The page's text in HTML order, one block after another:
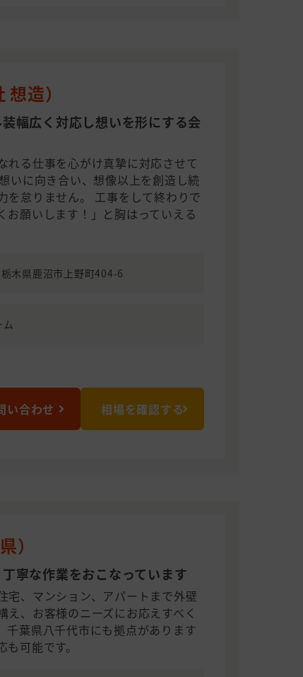
造）
幅広く対応し想いを形にする会
れる仕事を心がけ真摯に対応させて
いに向き合い、想像以上を創造し続
を怠りません。 工事をして終わりで
お願いします！」と胸はっていえる
木県鹿沼市上野町404-6
ム
い合わせ 相場を確認する
）
寧な作業をおこなっています
宅、マンション、アパートまで外壁
、お客様のニーズにお応えすべく
千葉県八千代市にも拠点があります
可能です。